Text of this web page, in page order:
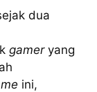
dua
gameryang
ini,